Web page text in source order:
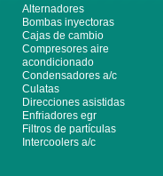
Alternadores
Bombas inyectoras
Cajas de cambio
Compresores aire
acondicionado
Condensadores a/c
Culatas
Direcciones asistidas
Enfriadores egr
Filtros de partículas
Intercoolers a/c